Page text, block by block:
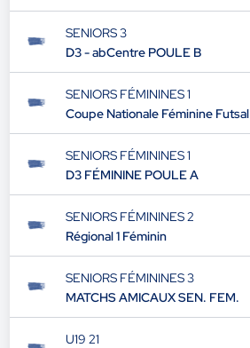
SENIORS 3
D3 - abCentre POULE B
SENIORS FÉMININES 1
Coupe Nationale Féminine Futsal
SENIORS FÉMININES 1
D3 FÉMININE POULE A
SENIORS FÉMININES 2
Régional 1 Féminin
SENIORS FÉMININES 3
MATCHS AMICAUX SEN. FEM.
U19 21